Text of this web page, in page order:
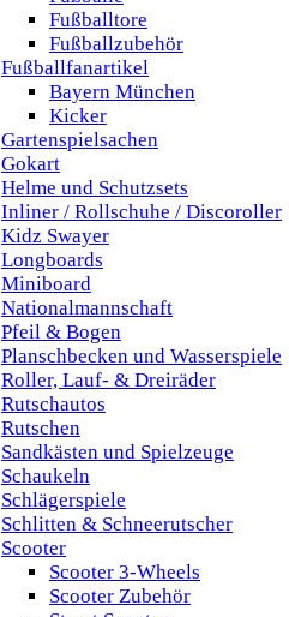
Fußballtore
Fußballzubehör
Fußballfanartikel
Bayern München
Kicker
Gartenspielsachen
Gokart
Helme und Schutzsets
Inliner / Rollschuhe / Discoroller
Kidz Swayer
Longboards
Miniboard
Nationalmannschaft
Pfeil & Bogen
Planschbecken und Wasserspiele
Roller, Lauf- & Dreiräder
Rutschautos
Rutschen
Sandkästen und Spielzeuge
Schaukeln
Schlägerspiele
Schlitten & Schneerutscher
Scooter
Scooter 3-Wheels
Scooter Zubehör